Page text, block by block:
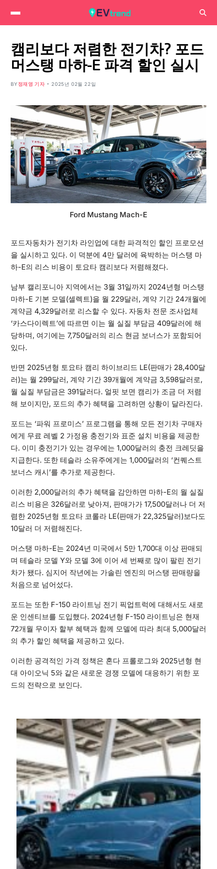
캠리보다 저렴한 전기차? 포드
머스탱 마하-E 파격 할인 실시
BY 정재영 기자 2025년 02월 22일
Ford Mustang Mach-E
포드자동차가 전기차 라인업에 대한 파격적인 할인 프로모션
을 실시하고 있다. 이 덕분에 4만 달러에 육박하는 머스탱 마
하-E의 리스 비용이 토요타 캠리보다 저렴해졌다.
남부 캘리포니아 지역에서는 3월 31일까지 2024년형 머스탱
마하-E 기본 모델(셀렉트)을 월 229달러, 계약 기간 24개월에
계약금 4,329달러로 리스할 수 있다. 자동차 전문 조사업체
‘카스다이렉트’에 따르면 이는 월 실질 부담금 409달러에 해
당하며, 여기에는 7,750달러의 리스 현금 보너스가 포함되어
있다.
반면 2025년형 토요타 캠리 하이브리드 LE(판매가 28,400달
러)는 월 299달러, 계약 기간 39개월에 계약금 3,598달러로,
월 실질 부담금은 391달러다. 얼핏 보면 캠리가 조금 더 저렴
해 보이지만, 포드의 추가 혜택을 고려하면 상황이 달라진다.
포드는 ‘파워 프로미스’ 프로그램을 통해 모든 전기차 구매자
에게 무료 레벨 2 가정용 충전기와 표준 설치 비용을 제공한
다. 이미 충전기가 있는 경우에는 1,000달러의 충전 크레딧을
지급한다. 또한 테슬라 소유주에게는 1,000달러의 ‘컨퀘스트
보너스 캐시’를 추가로 제공한다.
이러한 2,000달러의 추가 혜택을 감안하면 마하-E의 월 실질
리스 비용은 326달러로 낮아져, 판매가가 17,500달러나 더 저
렴한 2025년형 토요타 코롤라 LE(판매가 22,325달러)보다도
10달러 더 저렴해진다.
머스탱 마하-E는 2024년 미국에서 5만 1,700대 이상 판매되
며 테슬라 모델 Y와 모델 3에 이어 세 번째로 많이 팔린 전기
차가 됐다. 심지어 작년에는 가솔린 엔진의 머스탱 판매량을
처음으로 넘어섰다.
포드는 또한 F-150 라이트닝 전기 픽업트럭에 대해서도 새로
운 인센티브를 도입했다. 2024년형 F-150 라이트닝은 현재
72개월 무이자 할부 혜택과 함께 모델에 따라 최대 5,000달러
의 추가 할인 혜택을 제공하고 있다.
이러한 공격적인 가격 정책은 혼다 프롤로그와 2025년형 현
대 아이오닉 5와 같은 새로운 경쟁 모델에 대응하기 위한 포
드의 전략으로 보인다.